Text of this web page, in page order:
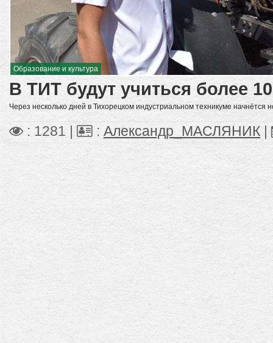
Образование и культура
В ТИТ будут учиться более
Через несколько дней в Тихорецком индустриальном техникуме начнётся
: 1281 | : Александр_МАСЛЯНИК |